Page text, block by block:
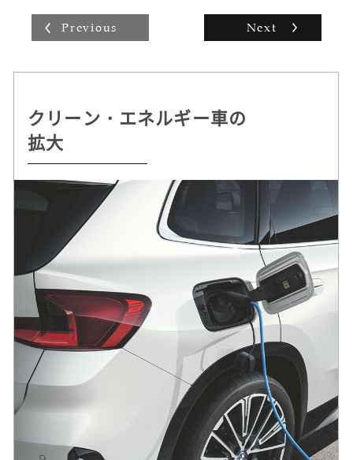
で上を目指せるので、興味があればぜひ飛び
込んでみることをおすすめします。
クリーン・エネルギー車の
拡大
持続可能な
クルマづくりを追求
自動運転 /
デジタル・サービスの革新
ドライビング・プレジャー
へのこだわり
Previous Next